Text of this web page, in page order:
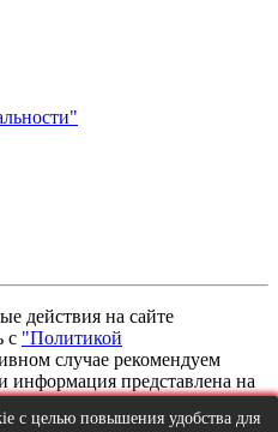
на сайте
с "Политикой
случае рекомендуем
представлена на
целях и не являются
обстоятельствах!
с целью повышения удобства для